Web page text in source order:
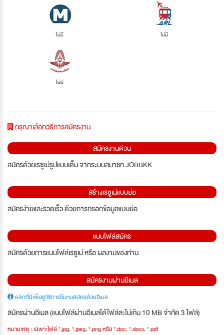
ไม่มี ไม่มี
ไม่มี
กรุณาเลือกวิธีการสมัครงาน
สมัครงานด่วน
สมัครด้วยเรซูเม่รูปแบบเต็ม จากระบบสมาชิก JOBBKK
สร้างเรซูเม่แบบย่อ
สมัครง่ายและรวดเร็ว ด้วยการกรอกข้อมูลแบบย่อ
แนบไฟล์สมัคร
สมัครด้วยการแนบไฟล์เรซูเม่ หรือ ผลงานของท่าน
สมัครงานผ่านอีเมล
คลิกที่นี่เพื่อดูวิธีการใช้งานสมัครด้วยอีเมล
สมัครผ่านอีเมล (แนบไฟล์ผ่านอีเมลได้ไฟล์ละไม่เกิน 10 MB จำกัด 3 ไฟล์)
หมายเหตุ : เฉพาะไฟล์ *.jpg, *.jpeg, *.png หรือ *.doc, *.docx, *.pdf